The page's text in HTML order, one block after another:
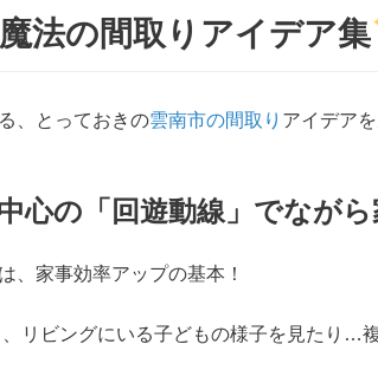
法の間取りアイデア集
、とっておきの雲南市の間取り アイデア
心の「回遊動線」でながら
、家事効率アップの基本！
リビングにいる子どもの様子を見たり…